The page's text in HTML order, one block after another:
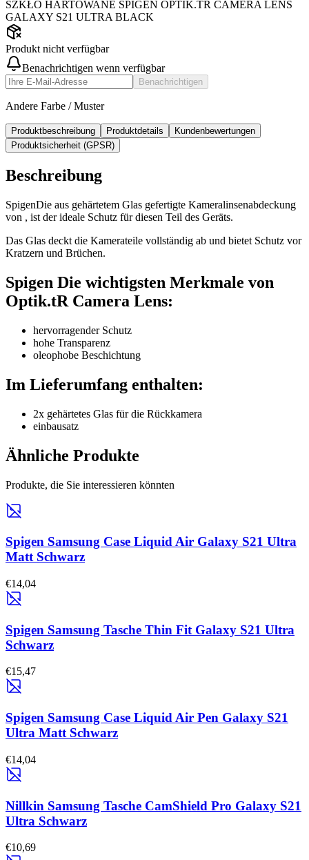
SZKŁO HARTOWANE SPIGEN OPTIK.TR CAMERA LENS
GALAXY S21 ULTRA BLACK
Produkt nicht verfügbar
Benachrichtigen wenn verfügbar
Benachrichtigen
Andere Farbe / Muster
Produktbeschreibung Produktdetails
Kundenbewertungen
Produktsicherheit (GPSR)
Beschreibung
SpigenDie aus gehärtetem Glas gefertigte Kameralinsenabdeckung
von , ist der ideale Schutz für diesen Teil des Geräts.
Das Glas deckt die Kamerateile vollständig ab und bietet Schutz vor
Kratzern und Brüchen.
Spigen Die wichtigsten Merkmale von
Optik.tR Camera Lens:
hervorragender Schutz
hohe Transparenz
oleophobe Beschichtung
Im Lieferumfang enthalten:
2x gehärtetes Glas für die Rückkamera
einbausatz
Ähnliche Produkte
Produkte, die Sie interessieren könnten
Spigen Samsung Case Liquid Air Galaxy S21 Ultra
Matt Schwarz
€14,04
Spigen Samsung Tasche Thin Fit Galaxy S21 Ultra
Schwarz
€15,47
Spigen Samsung Case Liquid Air Pen Galaxy S21
Ultra Matt Schwarz
€14,04
Nillkin Samsung Tasche CamShield Pro Galaxy S21
Ultra Schwarz
€10,69